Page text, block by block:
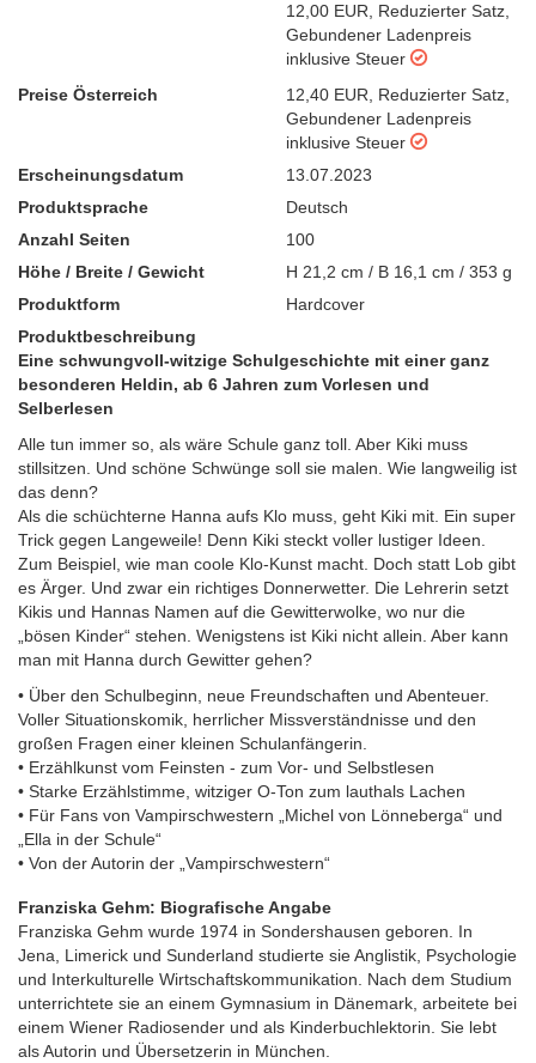
12,00 EUR
Reduzierter Satz
Gebundener Ladenpreis
inklusive Steuer
Preise Österreich
12,40 EUR Reduzierter Satz
Gebundener Ladenpreis
inklusive Steuer
Erscheinungsdatum
13.07.2023
Produktsprache
Deutsch
Anzahl Seiten
100
Höhe / Breite / Gewicht
H 21,2 cm / B 16,1 cm / 353 g
Produktform
Hardcover
Produktbeschreibung
Eine schwungvoll-witzige Schulgeschichte mit einer ganz
besonderen Heldin, ab 6 Jahren zum Vorlesen und
Selberlesen
Alle tun immer so, als wäre Schule ganz toll. Aber Kiki muss
stillsitzen. Und schöne Schwünge soll sie malen. Wie langweilig ist
das denn?
Als die schüchterne Hanna aufs Klo muss, geht Kiki mit. Ein super
Trick gegen Langeweile! Denn Kiki steckt voller lustiger Ideen.
Zum Beispiel, wie man coole Klo-Kunst macht. Doch statt Lob gibt
es Ärger. Und zwar ein richtiges Donnerwetter. Die Lehrerin setzt
Kikis und Hannas Namen auf die Gewitterwolke, wo nur die
„bösen Kinder“ stehen. Wenigstens ist Kiki nicht allein. Aber kann
man mit Hanna durch Gewitter gehen?
• Über den Schulbeginn, neue Freundschaften und Abenteuer.
Voller Situationskomik, herrlicher Missverständnisse und den
großen Fragen einer kleinen Schulanfängerin.
• Erzählkunst vom Feinsten - zum Vor- und Selbstlesen
• Starke Erzählstimme, witziger O-Ton zum lauthals Lachen
• Für Fans von Vampirschwestern „Michel von Lönneberga“ und
„Ella in der Schule“
• Von der Autorin der „Vampirschwestern“
Franziska Gehm: Biografische Angabe
Franziska Gehm wurde 1974 in Sondershausen geboren. In
Jena, Limerick und Sunderland studierte sie Anglistik, Psychologie
und Interkulturelle Wirtschaftskommunikation. Nach dem Studium
unterrichtete sie an einem Gymnasium in Dänemark, arbeitete bei
einem Wiener Radiosender und als Kinderbuchlektorin. Sie lebt
als Autorin und Übersetzerin in München.